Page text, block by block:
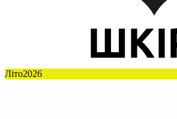
Літо2026